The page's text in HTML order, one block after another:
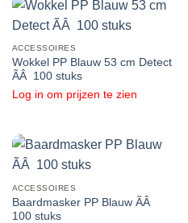
ACCESSOIRES
Wokkel PP Blauw 53 cm Detect
ÃÂ 100 stuks
Log in om prijzen te zien
ACCESSOIRES
Baardmasker PP Blauw ÃÂ
100 stuks